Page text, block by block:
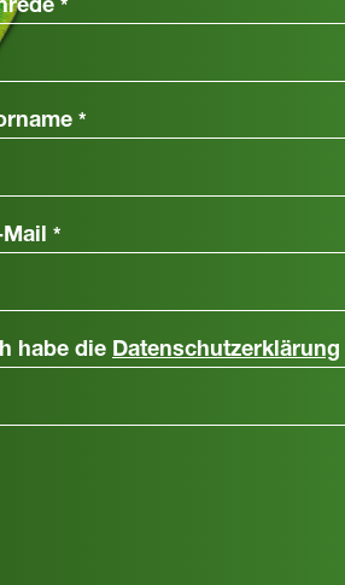
*
*
Mail *
habe die Datenschutzerklärung